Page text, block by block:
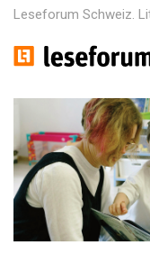
Leseforum Schweiz.